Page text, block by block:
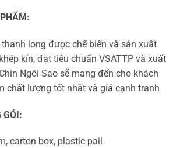
thanh long được chế biến và sản xuất
kín, đạt tiêu chuẩn VSATTP và xuất
Ngôi Sao sẽ mang đến cho khách
chất lượng tốt nhất và giá cạnh tranh
GÓI:
carton box, plastic pail